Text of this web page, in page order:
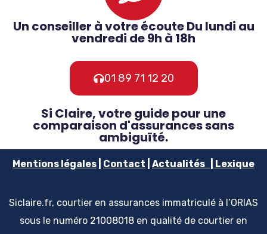
Un conseiller à votre écoute Du lundi au
vendredi de 9h à 18h
01 89 71 12 20
Si Claire, votre guide pour une
comparaison d'assurances sans
ambiguïté.
Mentions légales Contact Actualités Lexique
Siclaire.fr, courtier en assurances immatriculé à l’ORIAS
sous le numéro 21008018 en qualité de courtier en